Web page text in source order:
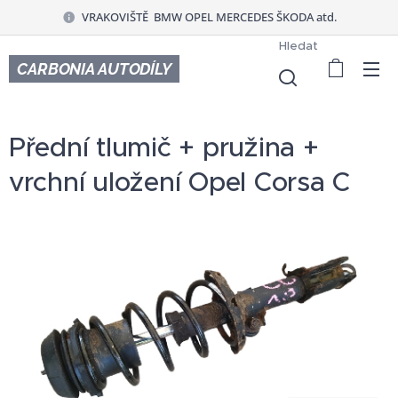
VRAKOVIŠTĚ BMW OPEL MERCEDES ŠKODA atd.
CARBONIA AUTODÍLY
Hledat
Přední tlumič + pružina +
vrchní uložení Opel Corsa C